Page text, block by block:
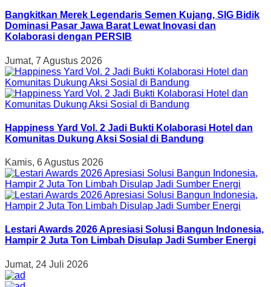
Bangkitkan Merek Legendaris Semen Kujang, SIG Bidik
Dominasi Pasar Jawa Barat Lewat Inovasi dan
Kolaborasi dengan PERSIB
Jumat, 7 Agustus 2026
Happiness Yard Vol. 2 Jadi Bukti Kolaborasi Hotel dan
Komunitas Dukung Aksi Sosial di Bandung
Kamis, 6 Agustus 2026
Lestari Awards 2026 Apresiasi Solusi Bangun Indonesia,
Hampir 2 Juta Ton Limbah Disulap Jadi Sumber Energi
Jumat, 24 Juli 2026